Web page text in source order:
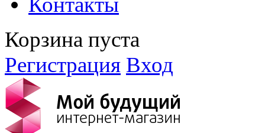
Корзина пуста
Регистрация Вход